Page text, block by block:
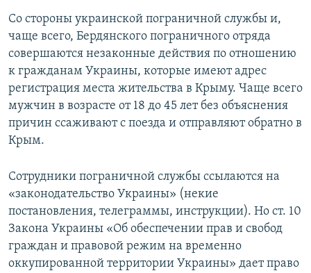
Со стороны украинской пограничной службы и,
чаще всего, Бердянского пограничного отряда
совершаются незаконные действия по отношению
к гражданам Украины, которые имеют адрес
регистрация места жительства в Крыму. Чаще всего
мужчин в возрасте от 18 до 45 лет без объяснения
причин ссаживают с поезда и отправляют обратно в
Крым.
Сотрудники пограничной службы ссылаются на
«законодательство Украины» (некие
постановления, телеграммы, инструкции). Но ст. 10
Закона Украины «Об обеспечении прав и свобод
граждан и правовой режим на временно
оккупированной территории Украины» дает право